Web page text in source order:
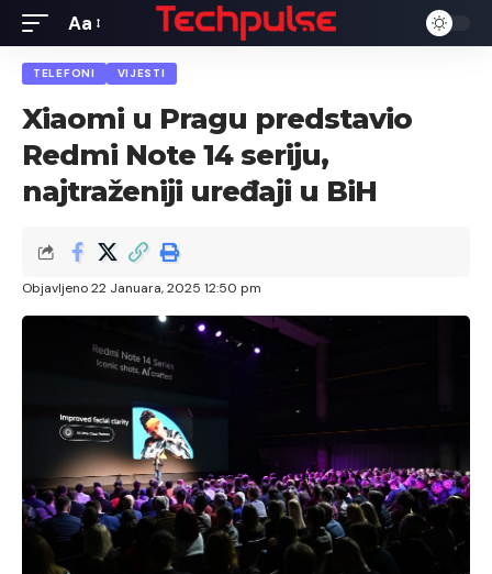
Font
Resizer
Aa
TELEFONI VIJESTI
Xiaomi u Pragu predstavio
Redmi Note 14 seriju,
najtraženiji uređaji u BiH
Objavljeno 22 Januara, 2025 12:50 pm